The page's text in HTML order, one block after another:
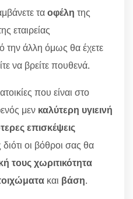
ταοφέλη της
εταιρείας
την άλλη όμως θα έχετε
να βρείτε πουθενά.
που είναι στο
μεν καλύτερη υγιεινή
επισκέψεις
οι βόθροι σας θα
τους χωριτικότητα
και βάση.